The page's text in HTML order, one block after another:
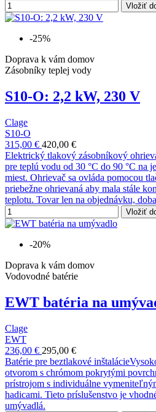
Vložiť
-25%
Doprava k vám domov
Zásobníky teplej vody
S10-O: 2,2 kW, 230 V
Clage
S10-O
315,00 € 420,00 €
Elektrický tlakový zásobníkový
pre teplú vodu od 30 °C do 90 °C na
miest. Ohrievač sa ovláda pomocou
priebežne ohrievaná aby mala stále
teplotu. Tovar len na objednávku,
Vložiť
-20%
Doprava k vám domov
Vodovodné batérie
EWT batéria na
Clage
EWT
236,00 € 295,00 €
Batérie pre beztlakové
otvorom s chrómom pokrytými
prístrojom s individuálne
hadicami. Tieto príslušenstvo je
umývadlá.